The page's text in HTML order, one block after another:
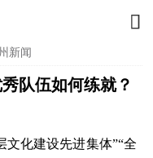

新闻
队伍如何练就？
文化建设先进集体”“全